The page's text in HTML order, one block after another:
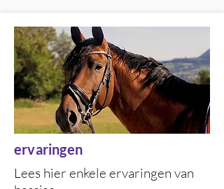
ervaringen
Lees hier enkele ervaringen van